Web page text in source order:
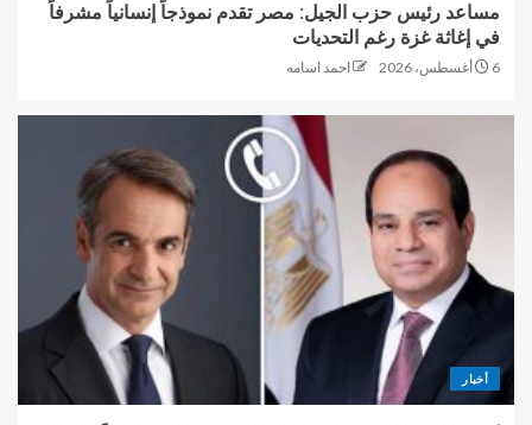
مساعد رئيس حزب الجيل: مصر تقدم نموذجاً إنسانياً مشرفاً
في إغاثة غزة رغم التحديات
6 أغسطس، 2026 احمد اسامه
أخبار